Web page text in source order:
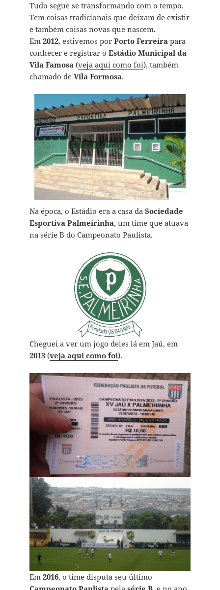
Tudo segue se transformando com o tempo.
Tem coisas tradicionais que deixam de existir
e também coisas novas que nascem.
Em 2012, estivemos por Porto Ferreirapara
conhecer e registrar o Estádio Municipal da
Vila Famosa(veja aqui como foi), também
chamado de Vila Formosa.
Na época, o Estádio era a casa da Sociedade
Esportiva Palmeirinha, um time que atuava
na série B do Campeonato Paulista.
Cheguei a ver um jogo deles lá em Jaú, em
2013(veja aqui como foi).
Em 2016, o time disputa seu último